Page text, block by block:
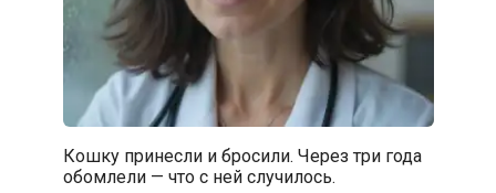
Кошку принесли и бросили. Через три года
обомлели — что с ней случилось.